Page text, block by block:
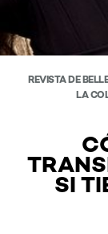
REVISTA DE
LA
SI